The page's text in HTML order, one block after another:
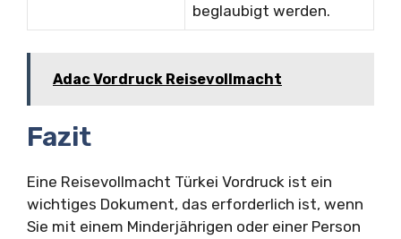
beglaubigt werden.
Adac Vordruck Reisevollmacht
Fazit
Eine Reisevollmacht Türkei Vordruck ist ein
wichtiges Dokument, das erforderlich ist, wenn
Sie mit einem Minderjährigen oder einer Person